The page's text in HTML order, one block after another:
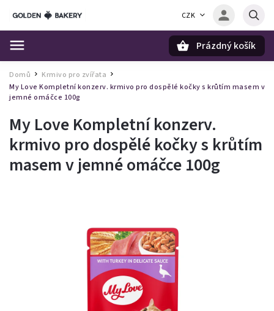
CZK
Prázdný košík
Domů / Krmivo pro zvířata /
My Love Kompletní konzerv. krmivo pro dospělé kočky s krůtím masem v
jemné omáčce 100g
My Love Kompletní konzerv.
krmivo pro dospělé kočky s krůtím
masem v jemné omáčce 100g